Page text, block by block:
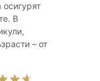
осигурят
В
– от